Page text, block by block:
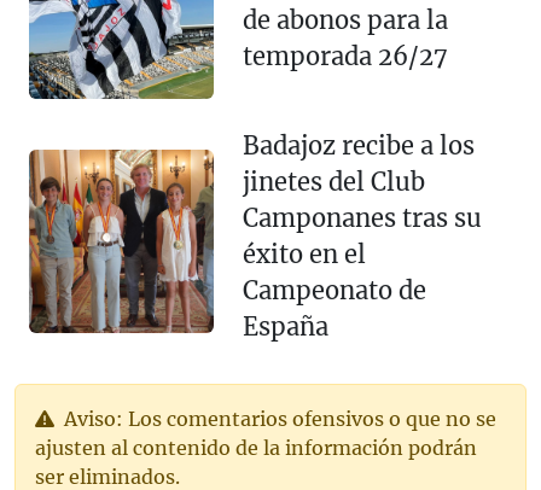
de abonos para la
temporada 26/27
Badajoz recibe a los
jinetes del Club
Camponanes tras su
éxito en el
Campeonato de
España
Aviso: Los comentarios ofensivos o que no se
ajusten al contenido de la información podrán
ser eliminados.